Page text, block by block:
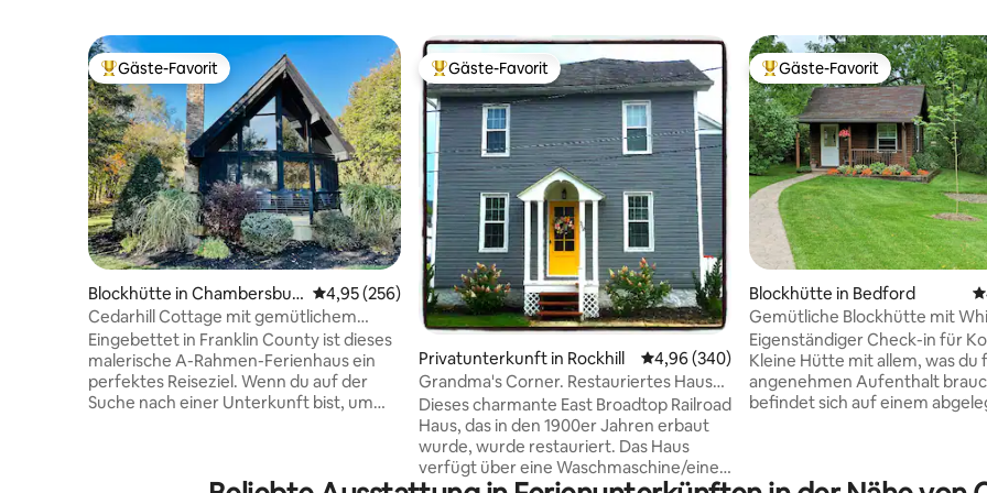
Beliebter Gäste-Favorit.
Gäste-Favorit
Blockhütte in Chambersbur
g
Durchschnittliche Bewertung: 4,95 von 5, 256 Bewertungen
4,95 (256)
Cedarhill Cottage mit gemütlichem
Kamin
Eingebettet in Franklin County ist dieses
malerische A-Rahmen-Ferienhaus ein
perfektes Reiseziel. Wenn du auf der
Suche nach einer Unterkunft bist, um
Ferienhaus den gleichen Komfort wie zu
Beliebter Gäste-Favorit.
Gäste-Favorit
Privatunterkunft in Rockhill Durchschnittliche Bewertung: 4,96 von 5,
4,96 (340)
Grandma's Corner. Restauriertes Haus
aus den frühen 1900er Jahren.
Dieses charmante East Broadtop Railroad
Haus, das in den 1900er Jahren erbaut
wurde, wurde restauriert. Das Haus
verfügt über eine Waschmaschine/einen
Trockner. 2 Bäder. Die Küche ist komplett
Beliebter Gäste-Favorit.
Gäste-Favorit
Blockhütte in Bedford
Gemütliche Blockhütte mit
Freien
Eigenständiger Check-in für
Kleine Hütte mit allem, was du
angenehmen Aufenthalt
befindet sich auf einem
anderen Seite des Rasens von